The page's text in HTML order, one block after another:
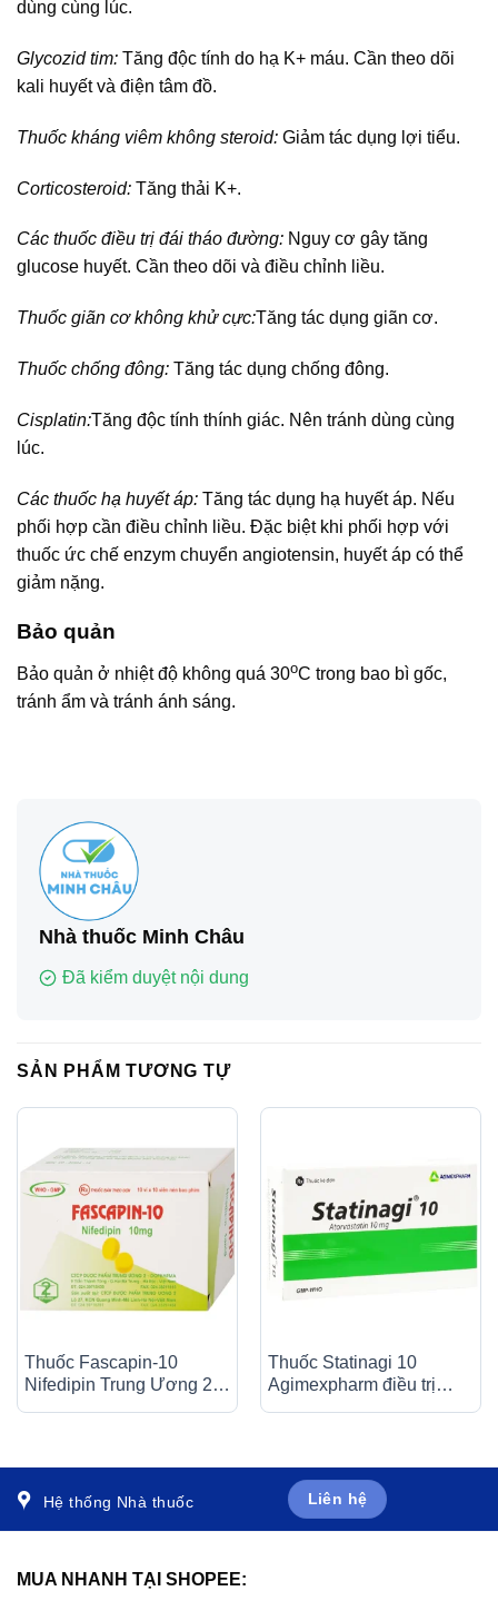
dùng cùng lúc.
Glycozid tim: Tăng độc tính do hạ K+ máu. Cần theo dõi
kali huyết và điện tâm đồ.
Thuốc kháng viêm không steroid: Giảm tác dụng lợi tiểu.
Corticosteroid: Tăng thải K+.
Các thuốc điều trị đái tháo đường: Nguy cơ gây tăng
glucose huyết. Cần theo dõi và điều chỉnh liều.
Thuốc giãn cơ không khử cực:Tăng tác dụng giãn cơ.
Thuốc chống đông: Tăng tác dụng chống đông.
Cisplatin:Tăng độc tính thính giác. Nên tránh dùng cùng
lúc.
Các thuốc hạ huyết áp: Tăng tác dụng hạ huyết áp. Nếu
phối hợp cần điều chỉnh liều. Đặc biệt khi phối hợp với
thuốc ức chế enzym chuyển angiotensin, huyết áp có thể
giảm nặng.
Bảo quản
Bảo quản ở nhiệt độ không quá 30oC trong bao bì gốc,
tránh ẩm và tránh ánh sáng.
Nhà thuốc Minh Châu
Đã kiểm duyệt nội dung
SẢN PHẨM TƯƠNG TỰ
Thuốc Fascapin-10
Nifedipin Trung Ương 2
Thuốc Statinagi 10
Agimexpharm điều trị
Hệ thống Nhà thuốc Liên hệ
MUA NHANH TẠI SHOPEE: